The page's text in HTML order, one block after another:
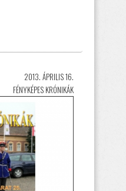
2013. ÁPRILIS 16.
FÉNYKÉPES KRÓNIKÁK